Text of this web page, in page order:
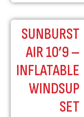
SUNBURST
AIR 10’9 –
INFLATABLE
WINDSUP
SET